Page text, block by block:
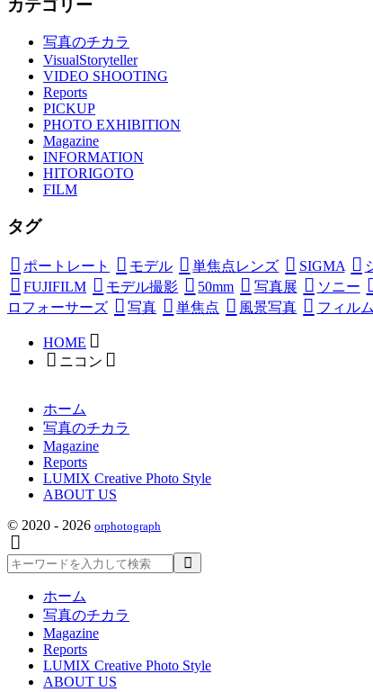
カテゴリー
写真のチカラ
VisualStoryteller
VIDEO SHOOTING
Reports
PICKUP
PHOTO EXHIBITION
Magazine
INFORMATION
HITORIGOTO
FILM
タグ
ポートレート モデル 単焦点レンズ SIGMA
FUJIFILM
モデル撮影 50mm 写真展 ソニー
ロフォーサーズ
写真 単焦点 風景写真 フィルム
HOME
ニコン
ホーム
写真のチカラ
Magazine
Reports
LUMIX Creative Photo Style
ABOUT US
© 2020 - 2026 orphotograph
検
ホーム
写真のチカラ
Magazine
Reports
LUMIX Creative Photo Style
ABOUT US